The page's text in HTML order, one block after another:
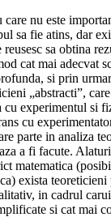
nu este
sa fie atins, dar
sa obtina
cat mai adecvat
si prin
„abstracti”,
cu experimentul si
cu
parte in analiza
a fi facute.
matematica
exista teoreticieni
in cadrul
si cat mai